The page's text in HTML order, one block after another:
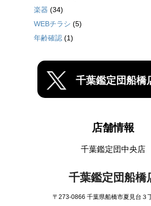
楽器 (34)
WEBチラシ (5)
年齢確認 (1)
千葉鑑定団船橋
店舗情報
千葉鑑定団中央店
千葉鑑定団船橋
〒273-0866 千葉県船橋市夏見台３